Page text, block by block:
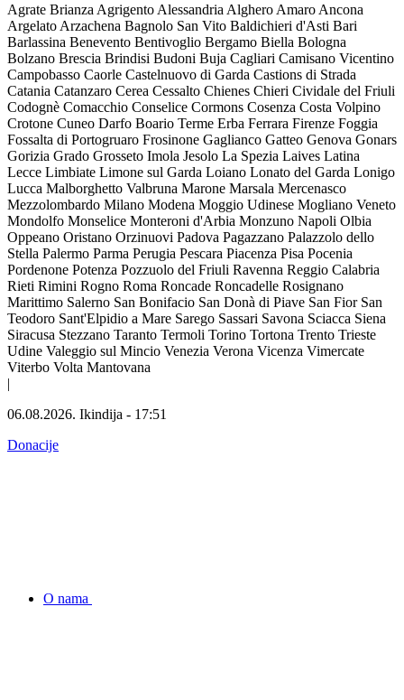
Agrate Brianza Agrigento Alessandria Alghero Amaro Ancona
Argelato Arzachena Bagnolo San Vito Baldichieri d'Asti Bari
Barlassina Benevento Bentivoglio Bergamo Biella Bologna
Bolzano Brescia Brindisi Budoni Buja Cagliari Camisano Vicentino
Campobasso Caorle Castelnuovo di Garda Castions di Strada
Catania Catanzaro Cerea Cessalto Chienes Chieri Cividale del Friuli
Codognè Comacchio Conselice Cormons Cosenza Costa Volpino
Crotone Cuneo Darfo Boario Terme Erba Ferrara Firenze Foggia
Fossalta di Portogruaro Frosinone Gaglianco Gatteo Genova Gonars
Gorizia Grado Grosseto Imola Jesolo La Spezia Laives Latina
Lecce Limbiate Limone sul Garda Loiano Lonato del Garda Lonigo
Lucca Malborghetto Valbruna Marone Marsala Mercenasco
Mezzolombardo Milano Modena Moggio Udinese Mogliano Veneto
Mondolfo Monselice Monteroni d'Arbia Monzuno Napoli Olbia
Oppeano Oristano Orzinuovi Padova Pagazzano Palazzolo dello
Stella Palermo Parma Perugia Pescara Piacenza Pisa Pocenia
Pordenone Potenza Pozzuolo del Friuli Ravenna Reggio Calabria
Rieti Rimini Rogno Roma Roncade Roncadelle Rosignano
Marittimo Salerno San Bonifacio San Donà di Piave San Fior San
Teodoro Sant'Elpidio a Mare Sarego Sassari Savona Sciacca Siena
Siracusa Stezzano Taranto Termoli Torino Tortona Trento Trieste
Udine Valeggio sul Mincio Venezia Verona Vicenza Vimercate
Viterbo Volta Mantovana
|
06.08.2026. Ikindija - 17:51
Donacije
O nama